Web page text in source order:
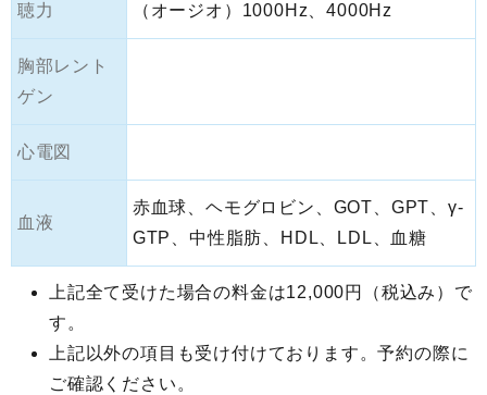
聴力 （オージオ）1000Hz、4000Hz
胸部レント
ゲン
心電図
血液
赤血球、ヘモグロビン、GOT、GPT、γ-
GTP、中性脂肪、HDL、LDL、血糖
上記全て受けた場合の料金は12,000円（税込み）で
す。
上記以外の項目も受け付けております。予約の際に
ご確認ください。